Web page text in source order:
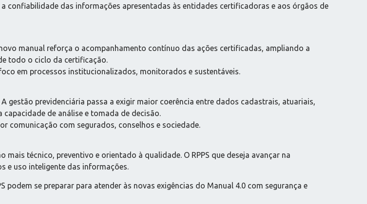
confiabilidade das informações apresentadas às entidades certificadoras e aos órgãos de
manual reforça o acompanhamento contínuo das ações certificadas, ampliando a
todo o ciclo da certificação.
em processos institucionalizados, monitorados e sustentáveis.
gestão previdenciária passa a exigir maior coerência entre dados cadastrais, atuariais,
de análise e tomada de decisão.
comunicação com segurados, conselhos e sociedade.
técnico, preventivo e orientado à qualidade. O RPPS que deseja avançar na
e uso inteligente das informações.
se preparar para atender às novas exigências do Manual 4.0 com segurança e